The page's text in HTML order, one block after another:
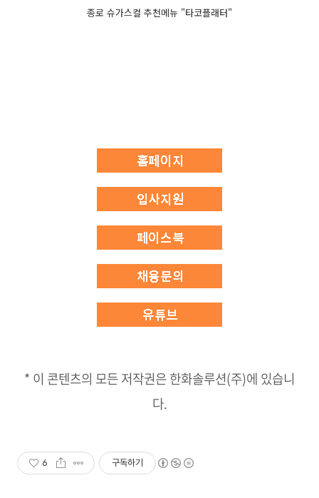
종로 슈가스컬 추천메뉴 "타코플래터"
* 이 콘텐츠의 모든 저작권은 한화솔루션(주)에 있습니
다.
6 구독하기